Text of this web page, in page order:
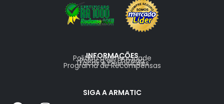
INFORMAÇÕES
Politica de Privacidade
Politica de Entrega
Trocas e Devoluções
Programa de Recompensas
SIGA A ARMATIC